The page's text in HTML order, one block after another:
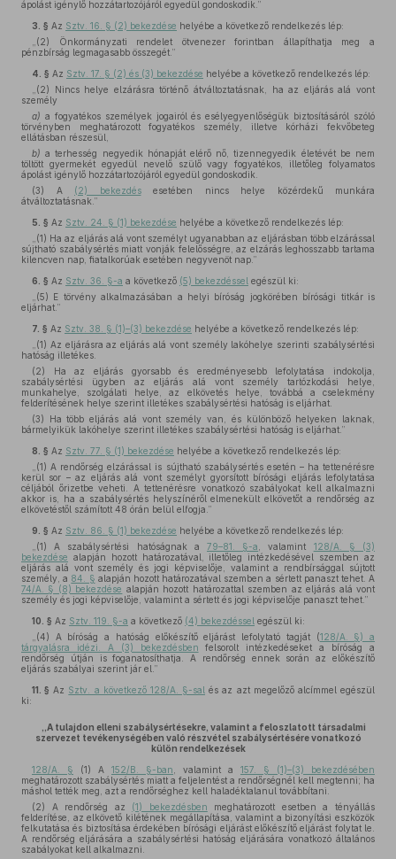
ápolást igénylő hozzátartozójáról egyedül gondoskodik.”
3. § Az Sztv. 16. § (2) bekezdése helyébe a következő rendelkezés lép:
„(2) Önkormányzati rendelet ötvenezer forintban állapíthatja meg a
pénzbírság legmagasabb összegét.”
4. § Az Sztv. 17. § (2) és (3) bekezdése helyébe a következő rendelkezés lép:
„(2) Nincs helye elzárásra történő átváltoztatásnak, ha az eljárás alá vont
személy
a) a fogyatékos személyek jogairól és esélyegyenlőségük biztosításáról szóló
törvényben meghatározott fogyatékos személy, illetve kórházi fekvőbeteg
ellátásban részesül,
b) a terhesség negyedik hónapját elérő nő, tizennegyedik életévét be nem
töltött gyermekét egyedül nevelő szülő vagy fogyatékos, illetőleg folyamatos
ápolást igénylő hozzátartozójáról egyedül gondoskodik.
(3) A (2) bekezdésesetében nincs helye közérdekű munkára
átváltoztatásnak.”
5. § Az Sztv. 24. § (1) bekezdése helyébe a következő rendelkezés lép:
„(1) Ha az eljárás alá vont személyt ugyanabban az eljárásban több elzárással
sújtható szabálysértés miatt vonják felelősségre, az elzárás leghosszabb tartama
kilencven nap, fiatalkorúak esetében negyvenöt nap.”
6. § Az Sztv. 36. §-a a következő (5) bekezdéssel egészül ki:
„(5) E törvény alkalmazásában a helyi bíróság jogkörében bírósági titkár is
eljárhat.”
7. § Az Sztv. 38. § (1)–(3) bekezdése helyébe a következő rendelkezés lép:
„(1) Az eljárásra az eljárás alá vont személy lakóhelye szerinti szabálysértési
hatóság illetékes.
(2) Ha az eljárás gyorsabb és eredményesebb lefolytatása indokolja,
szabálysértési ügyben az eljárás alá vont személy tartózkodási helye,
munkahelye, szolgálati helye, az elkövetés helye, továbbá a cselekmény
felderítésének helye szerint illetékes szabálysértési hatóság is eljárhat.
(3) Ha több eljárás alá vont személy van, és különböző helyeken laknak,
bármelyikük lakóhelye szerint illetékes szabálysértési hatóság is eljárhat.”
8. § Az Sztv. 77. § (1) bekezdése helyébe a következő rendelkezés lép:
„(1) A rendőrség elzárással is sújtható szabálysértés esetén – ha tettenérésre
kerül sor – az eljárás alá vont személyt gyorsított bírósági eljárás lefolytatása
céljából őrizetbe veheti. A tettenérésre vonatkozó szabályokat kell alkalmazni
akkor is, ha a szabálysértés helyszínéről elmenekült elkövetőt a rendőrség az
elkövetéstől számított 48 órán belül elfogja.”
9. § Az Sztv. 86. § (1) bekezdése helyébe a következő rendelkezés lép:
„(1) A szabálysértési hatóságnak a 79–81. §-a , valamint 128/A. § (3)
bekezdése alapján hozott határozatával, illetőleg intézkedésével szemben az
eljárás alá vont személy és jogi képviselője, valamint a rendbírsággal sújtott
személy, a 84. § alapján hozott határozatával szemben a sértett panaszt tehet. A
74/A. § (8) bekezdése alapján hozott határozattal szemben az eljárás alá vont
személy és jogi képviselője, valamint a sértett és jogi képviselője panaszt tehet.”
10. § Az Sztv. 119. §-a a következő (4) bekezdéssel egészül ki:
„(4) A bíróság a hatóság előkészítő eljárást lefolytató tagját (128/A. §) a
tárgyalásra idézi. A (3) bekezdésben felsorolt intézkedéseket a bíróság a
rendőrség útján is foganatosíthatja. A rendőrség ennek során az előkészítő
eljárás szabályai szerint jár el.”
11. § Az Sztv. a következő 128/A. §-sal és az azt megelőző alcímmel egészül
ki:
„A tulajdon elleni szabálysértésekre, valamint a feloszlatott társadalmi
szervezet tevékenységében való részvétel szabálysértésére vonatkozó
külön rendelkezések
128/A. § (1) A 152/B. §-ban , valamint a 157. § (1)–(3) bekezdésében
meghatározott szabálysértés miatt a feljelentést a rendőrségnél kell megtenni; ha
máshol tették meg, azt a rendőrséghez kell haladéktalanul továbbítani.
(2) A rendőrség az (1) bekezdésben meghatározott esetben a tényállás
felderítése, az elkövető kilétének megállapítása, valamint a bizonyítási eszközök
felkutatása és biztosítása érdekében bírósági eljárást előkészítő eljárást folytat le.
A rendőrség eljárására a szabálysértési hatóság eljárására vonatkozó általános
szabályokat kell alkalmazni.